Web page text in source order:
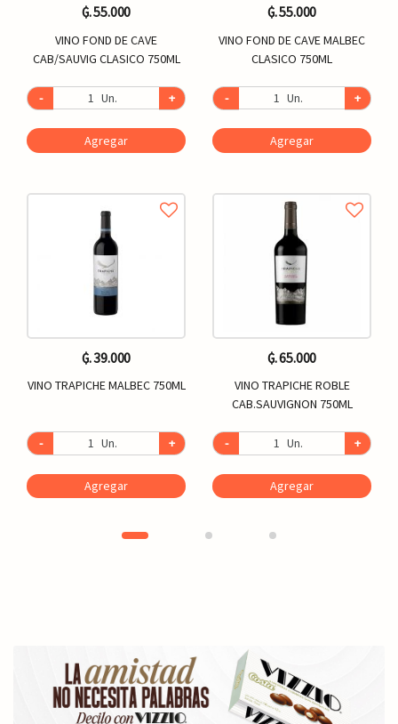
₲. 55.000
VINO FOND DE CAVE
CAB/SAUVIG CLASICO 750ML
- Un. +
Agregar
₲. 39.000
VINO TRAPICHE MALBEC 750ML
- Un. +
Agregar
₲. 55.000
VINO FOND DE CAVE MALBEC
CLASICO 750ML
- Un. +
Agregar
₲. 65.000
VINO TRAPICHE ROBLE
CAB.SAUVIGNON 750ML
- Un. +
Agregar